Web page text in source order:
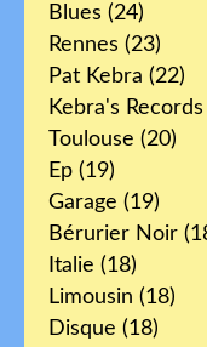
Blues (24)
Rennes (23)
Pat Kebra (22)
Kebra's Records
Toulouse (20)
Ep (19)
Garage (19)
Bérurier Noir
Italie (18)
Limousin (18)
Disque (18)